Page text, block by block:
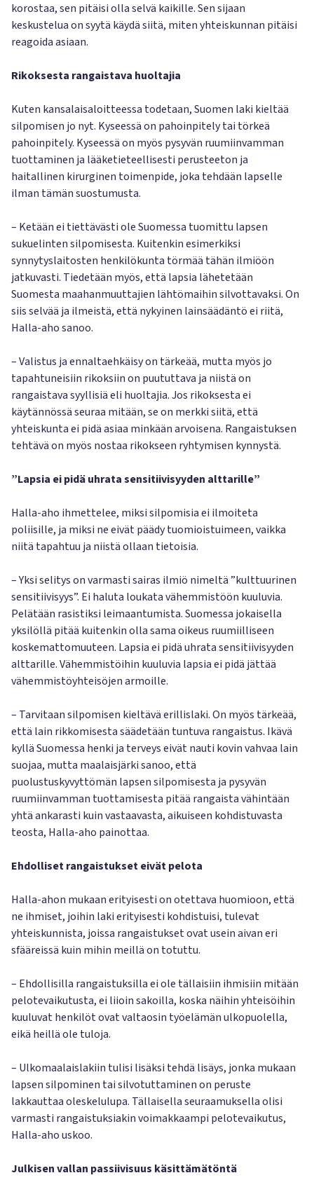
korostaa, sen pitäisi olla selvä kaikille. Sen sijaan
keskustelua on syytä käydä siitä, miten yhteiskunnan pitäisi
reagoida asiaan.
Rikoksesta rangaistava huoltajia
Kuten kansalaisaloitteessa todetaan, Suomen laki kieltää
silpomisen jo nyt. Kyseessä on pahoinpitely tai törkeä
pahoinpitely. Kyseessä on myös pysyvän ruumiinvamman
tuottaminen ja lääketieteellisesti perusteeton ja
haitallinen kirurginen toimenpide, joka tehdään lapselle
ilman tämän suostumusta.
– Ketään ei tiettävästi ole Suomessa tuomittu lapsen
sukuelinten silpomisesta. Kuitenkin esimerkiksi
synnytyslaitosten henkilökunta törmää tähän ilmiöön
jatkuvasti. Tiedetään myös, että lapsia lähetetään
Suomesta maahanmuuttajien lähtömaihin silvottavaksi. On
siis selvää ja ilmeistä, että nykyinen lainsäädäntö ei riitä,
Halla-aho sanoo.
– Valistus ja ennaltaehkäisy on tärkeää, mutta myös jo
tapahtuneisiin rikoksiin on puututtava ja niistä on
rangaistava syyllisiä eli huoltajia. Jos rikoksesta ei
käytännössä seuraa mitään, se on merkki siitä, että
yhteiskunta ei pidä asiaa minkään arvoisena. Rangaistuksen
tehtävä on myös nostaa rikokseen ryhtymisen kynnystä.
”Lapsia ei pidä uhrata sensitiivisyyden alttarille”
Halla-aho ihmettelee, miksi silpomisia ei ilmoiteta
poliisille, ja miksi ne eivät päädy tuomioistuimeen, vaikka
niitä tapahtuu ja niistä ollaan tietoisia.
– Yksi selitys on varmasti sairas ilmiö nimeltä ”kulttuurinen
sensitiivisyys”. Ei haluta loukata vähemmistöön kuuluvia.
Pelätään rasistiksi leimaantumista. Suomessa jokaisella
yksilöllä pitää kuitenkin olla sama oikeus ruumiilliseen
koskemattomuuteen. Lapsia ei pidä uhrata sensitiivisyyden
alttarille. Vähemmistöihin kuuluvia lapsia ei pidä jättää
vähemmistöyhteisöjen armoille.
– Tarvitaan silpomisen kieltävä erillislaki. On myös tärkeää,
että lain rikkomisesta säädetään tuntuva rangaistus. Ikävä
kyllä Suomessa henki ja terveys eivät nauti kovin vahvaa lain
suojaa, mutta maalaisjärki sanoo, että
puolustuskyvyttömän lapsen silpomisesta ja pysyvän
ruumiinvamman tuottamisesta pitää rangaista vähintään
yhtä ankarasti kuin vastaavasta, aikuiseen kohdistuvasta
teosta, Halla-aho painottaa.
Ehdolliset rangaistukset eivät pelota
Halla-ahon mukaan erityisesti on otettava huomioon, että
ne ihmiset, joihin laki erityisesti kohdistuisi, tulevat
yhteiskunnista, joissa rangaistukset ovat usein aivan eri
sfääreissä kuin mihin meillä on totuttu.
– Ehdollisilla rangaistuksilla ei ole tällaisiin ihmisiin mitään
pelotevaikutusta, ei liioin sakoilla, koska näihin yhteisöihin
kuuluvat henkilöt ovat valtaosin työelämän ulkopuolella,
eikä heillä ole tuloja.
– Ulkomaalaislakiin tulisi lisäksi tehdä lisäys, jonka mukaan
lapsen silpominen tai silvotuttaminen on peruste
lakkauttaa oleskelulupa. Tällaisella seuraamuksella olisi
varmasti rangaistuksiakin voimakkaampi pelotevaikutus,
Halla-aho uskoo.
Julkisen vallan passiivisuus käsittämätöntä